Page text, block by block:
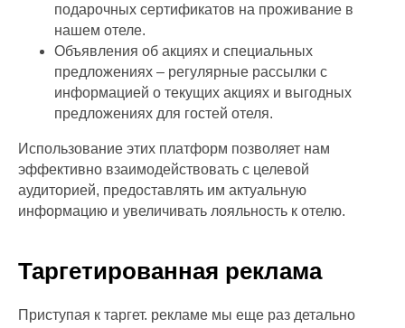
подарочных сертификатов на проживание в
нашем отеле.
Объявления об акциях и специальных
предложениях – регулярные рассылки с
информацией о текущих акциях и выгодных
предложениях для гостей отеля.
Использование этих платформ позволяет нам
эффективно взаимодействовать с целевой
аудиторией, предоставлять им актуальную
информацию и увеличивать лояльность к отелю.
Таргетированная реклама
Приступая к таргет. рекламе мы еще раз детально